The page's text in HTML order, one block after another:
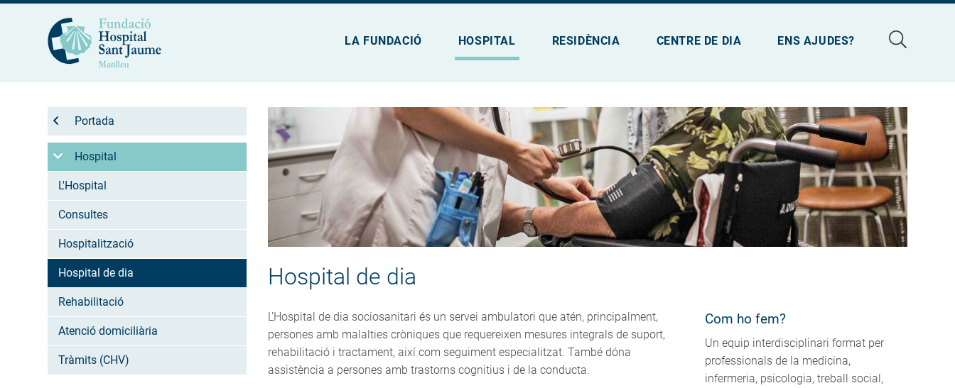
LA FUNDACIÓ HOSPITAL RESIDÈNCIA CENTRE DE DIA ENS AJUDES?
Portada
Hospital
L'Hospital
Consultes
Hospitalització
Hospital de dia
Rehabilitació
Atenció domiciliària
Tràmits (CHV)
Hospital de dia
L'Hospital de dia sociosanitari és un servei ambulatori que atén, principalment,
persones amb malalties cròniques que requereixen mesures integrals de suport,
rehabilitació i tractament, així com seguiment especialitzat. També dóna
assistència a persones amb trastorns cognitius i de la conducta.
Com ho fem?
Un equip interdisciplinari format per
professionals de la medicina,
infermeria, psicologia, treball social,